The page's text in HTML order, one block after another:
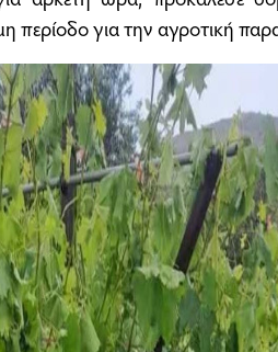
περίοδο για την αγροτική